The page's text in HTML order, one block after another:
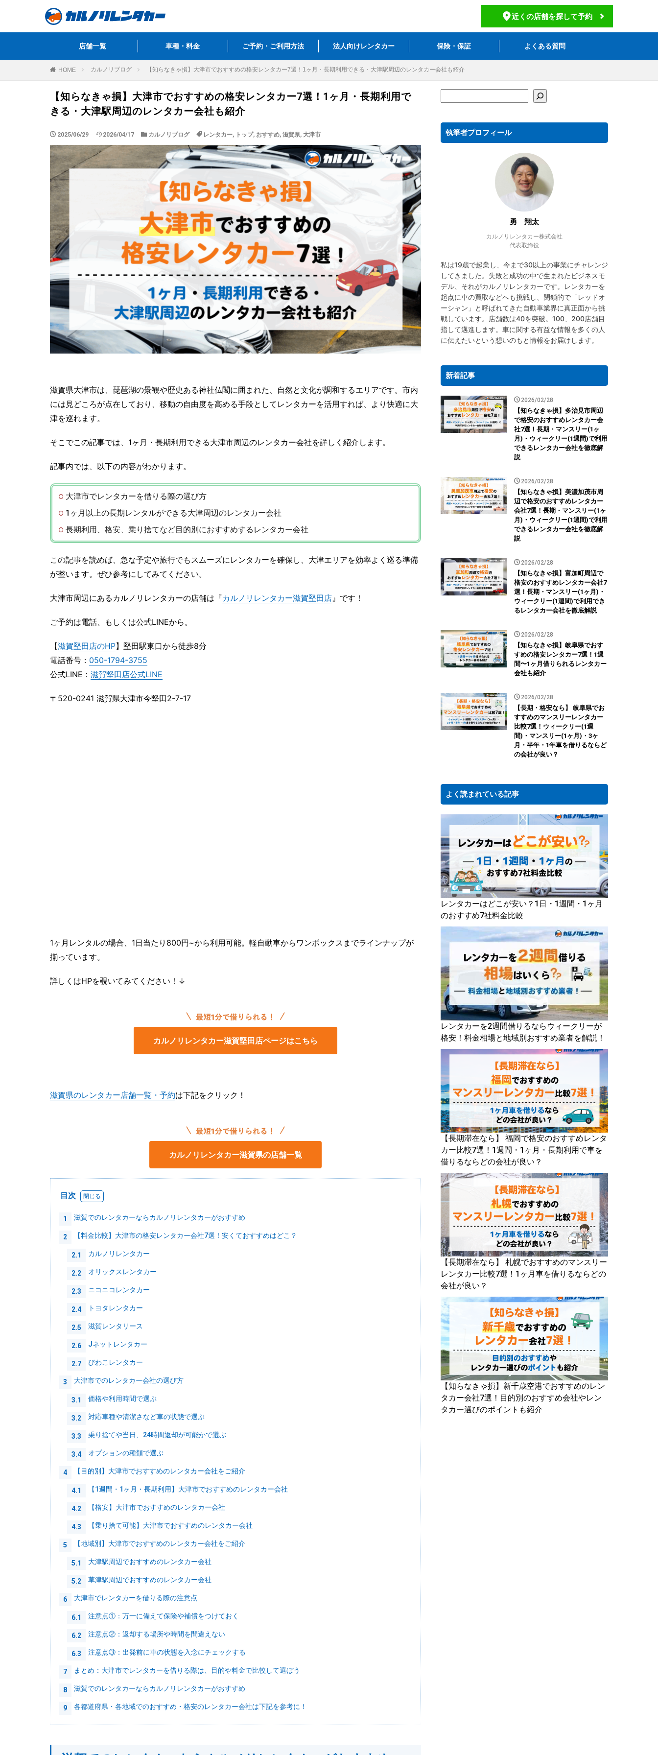
近くの店舗を探して予約
店舗一覧 車種・料金 ご予約・ご利用方法 法人向けレンタカー 保険・保証 よくある質問
HOME カルノリブログ 【知らなきゃ損】大津市でおすすめの格安レンタカー7選！1ヶ月・長期利用できる・大津駅周辺のレンタカー会社も紹介
【知らなきゃ損】大津市でおすすめの格安レンタカー7選！1ヶ月・長期利用で
きる・大津駅周辺のレンタカー会社も紹介
2025/06/29 2026/04/17 カルノリブログ レンタカー, トップ, おすすめ, 滋賀県, 大津市
滋賀県大津市は、琵琶湖の景観や歴史ある神社仏閣に囲まれた、自然と文化が調和するエリアです。市内
には見どころが点在しており、移動の自由度を高める手段としてレンタカーを活用すれば、より快適に大
津を巡れます。
そこでこの記事では、1ヶ月・長期利用できる大津市周辺のレンタカー会社を詳しく紹介します。
記事内では、以下の内容がわかります。
大津市でレンタカーを借りる際の選び方
1ヶ月以上の長期レンタルができる大津周辺のレンタカー会社
長期利用、格安、乗り捨てなど目的別におすすめするレンタカー会社
この記事を読めば、急な予定や旅行でもスムーズにレンタカーを確保し、大津エリアを効率よく巡る準備
が整います。ぜひ参考にしてみてください。
大津市周辺にあるカルノリレンタカーの店舗は『カルノリレンタカー滋賀堅田店』です！
ご予約は電話、もしくは公式LINEから。
【滋賀堅田店のHP】堅田駅東口から徒歩8分
電話番号： 050-1794-3755
公式LINE： 滋賀堅田店公式LINE
〒520-0241 滋賀県大津市今堅田2-7-17
1ヶ月レンタルの場合、1日当たり800円~から利用可能。軽自動車からワンボックスまでラインナップが
揃っています。
詳しくはHPを覗いてみてください！↓
カルノリレンタカー滋賀堅田店ページはこちら
滋賀県のレンタカー店舗一覧・予約は下記をクリック！
カルノリレンタカー滋賀県の店舗一覧
目次
1 滋賀でのレンタカーならカルノリレンタカーがおすすめ
2 【料金比較】大津市の格安レンタカー会社7選！安くておすすめはどこ？
2.1 カルノリレンタカー
2.2 オリックスレンタカー
2.3 ニコニコレンタカー
2.4 トヨタレンタカー
2.5 滋賀レンタリース
2.6 Jネットレンタカー
2.7 びわこレンタカー
3 大津市でのレンタカー会社の選び方
3.1 価格や利用時間で選ぶ
3.2 対応車種や清潔さなど車の状態で選ぶ
3.3 乗り捨てや当日、24時間返却が可能かで選ぶ
3.4 オプションの種類で選ぶ
4 【目的別】大津市でおすすめのレンタカー会社をご紹介
4.1 【1週間・1ヶ月・長期利用】大津市でおすすめのレンタカー会社
4.2 【格安】大津市でおすすめのレンタカー会社
4.3 【乗り捨て可能】大津市でおすすめのレンタカー会社
5 【地域別】大津市でおすすめのレンタカー会社をご紹介
5.1 大津駅周辺でおすすめのレンタカー会社
5.2 草津駅周辺でおすすめのレンタカー会社
6 大津市でレンタカーを借りる際の注意点
6.1 注意点①：万一に備えて保険や補償をつけておく
6.2 注意点②：返却する場所や時間を間違えない
6.3 注意点③：出発前に車の状態を入念にチェックする
7 まとめ：大津市でレンタカーを借りる際は、目的や料金で比較して選ぼう
8 滋賀でのレンタカーならカルノリレンタカーがおすすめ
9 各都道府県・各地域でのおすすめ・格安のレンタカー会社は下記を参考に！
執筆者プロフィール
勇 翔太
カルノリレンタカー株式会社
代表取締役
私は19歳で起業し、今まで30以上の事業にチャレンジ
してきました。失敗と成功の中で生まれたビジネスモ
デル、それがカルノリレンタカーです。レンタカーを
起点に車の買取などへも挑戦し、閉鎖的で「レッドオ
ーシャン」と呼ばれてきた自動車業界に真正面から挑
戦しています。店舗数は40を突破。100、200店舗目
指して邁進します。車に関する有益な情報を多くの人
に伝えたいという想いのもと情報をお届けします。
新着記事
2026/02/28
【知らなきゃ損】多治見市周辺
で格安のおすすめレンタカー会
社7選！長期・マンスリー(1ヶ
月)・ウィークリー(1週間)で利用
できるレンタカー会社を徹底解
説
2026/02/28
【知らなきゃ損】美濃加茂市周
辺で格安のおすすめレンタカー
会社7選！長期・マンスリー(1ヶ
月)・ウィークリー(1週間)で利用
できるレンタカー会社を徹底解
説
2026/02/28
【知らなきゃ損】富加町周辺で
格安のおすすめレンタカー会社7
選！長期・マンスリー(1ヶ月)・
ウィークリー(1週間)で利用でき
るレンタカー会社を徹底解説
2026/02/28
【知らなきゃ損】岐阜県でおす
すめの格安レンタカー7選！1週
間〜1ヶ月借りられるレンタカー
会社も紹介
2026/02/28
【長期・格安なら】 岐阜県でお
すすめのマンスリーレンタカー
比較7選！ウィークリー(1週
間)・マンスリー(1ヶ月)・3ヶ
月・半年・1年車を借りるならど
の会社が良い？
よく読まれている記事
レンタカーはどこが安い？1日・1週間・1ヶ月
のおすすめ7社料金比較
レンタカーを2週間借りるならウィークリーが
格安！料金相場と地域別おすすめ業者を解説！
【長期滞在なら】 福岡で格安のおすすめレンタ
カー比較7選！1週間・1ヶ月・長期利用で車を
借りるならどの会社が良い？
【長期滞在なら】 札幌でおすすめのマンスリー
レンタカー比較7選！1ヶ月車を借りるならどの
会社が良い？
【知らなきゃ損】新千歳空港でおすすめのレン
タカー会社7選！目的別のおすすめ会社やレン
タカー選びのポイントも紹介